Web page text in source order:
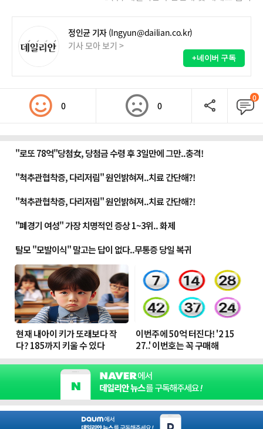
정인균 기자 (Ingyun@dailian.co.kr)
기사 모아 보기 >
+네이버 구독
0 0
0